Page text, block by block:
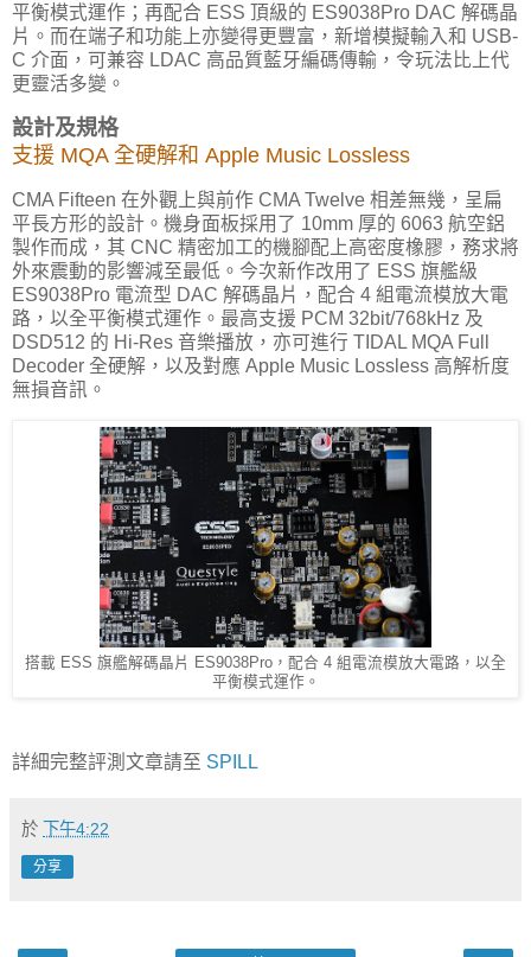
平衡模式運作；再配合 ESS 頂級的 ES9038Pro DAC 解碼晶
片。而在端子和功能上亦變得更豐富，新增模擬輸入和 USB-
C 介面，可兼容 LDAC 高品質藍牙編碼傳輸，令玩法比上代
更靈活多變。
設計及規格
支援 MQA 全硬解和 Apple Music Lossless
CMA Fifteen 在外觀上與前作 CMA Twelve 相差無幾，呈扁
平長方形的設計。機身面板採用了 10mm 厚的 6063 航空鋁
製作而成，其 CNC 精密加工的機腳配上高密度橡膠，務求將
外來震動的影響減至最低。今次新作改用了 ESS 旗艦級
ES9038Pro 電流型 DAC 解碼晶片，配合 4 組電流模放大電
路，以全平衡模式運作。最高支援 PCM 32bit/768kHz 及
DSD512 的 Hi-Res 音樂播放，亦可進行 TIDAL MQA Full
Decoder 全硬解，以及對應 Apple Music Lossless 高解析度
無損音訊。
搭載 ESS 旗艦解碼晶片 ES9038Pro，配合 4 組電流模放大電路，以全
平衡模式運作。
詳細完整評測文章請至 SPILL
於 下午4:22
分享